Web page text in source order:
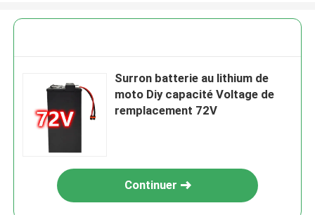
Surron batterie au lithium de
moto Diy capacité Voltage de
remplacement 72V
Continuer